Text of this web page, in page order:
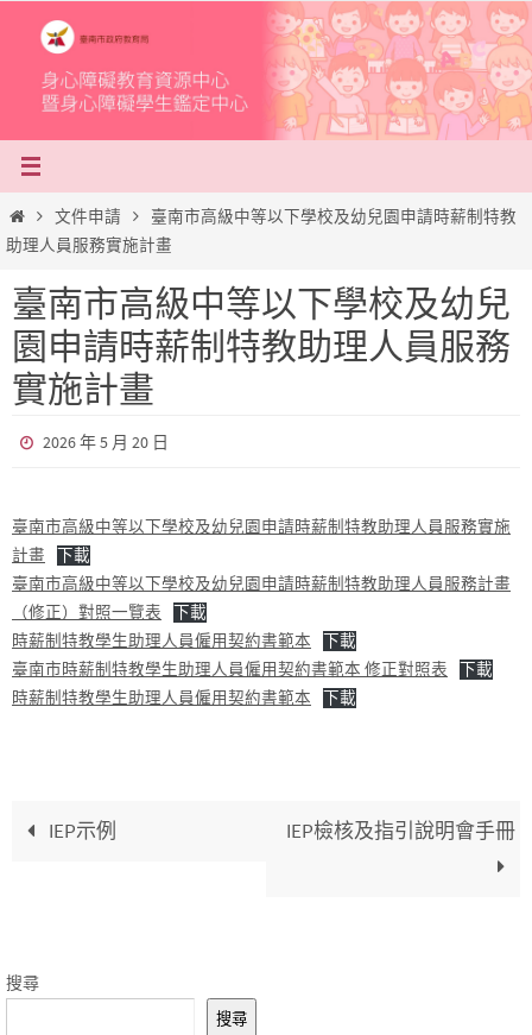
content
Home文件申請
臺南市高級中等以下學校及幼兒園申請時薪制特教
助理人員服務實施計畫
臺南市高級中等以下學校及幼兒
園申請時薪制特教助理人員服務
實施計畫
2026 年 5 月 20 日
臺南市高級中等以下學校及幼兒園申請時薪制特教助理人員服務實施
計畫
下載
臺南市高級中等以下學校及幼兒園申請時薪制特教助理人員服務計畫
（修正）對照一覽表
下載
時薪制特教學生助理人員僱用契約書範本
下載
臺南市時薪制特教學生助理人員僱用契約書範本 修正對照表
下載
時薪制特教學生助理人員僱用契約書範本
下載
IEP示例 IEP檢核及指引說明會手冊
搜尋
搜尋